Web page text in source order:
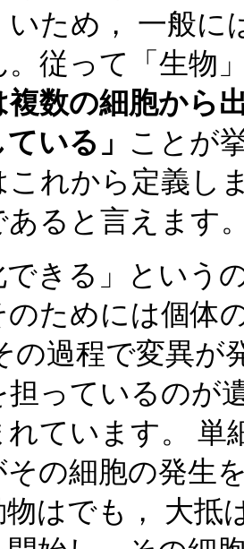
いため， 一般に
。従って「生物
複数の細胞から
いる」
ことが
これから定義し
あると言えます
できる」という
のためには個体
の過程で変異が
担っているのが
れています。 単
その細胞の発生
物はでも， 大抵